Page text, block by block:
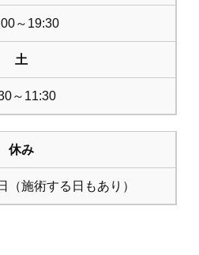
～19:30
土
～11:30
休み
（施術する日もあり）